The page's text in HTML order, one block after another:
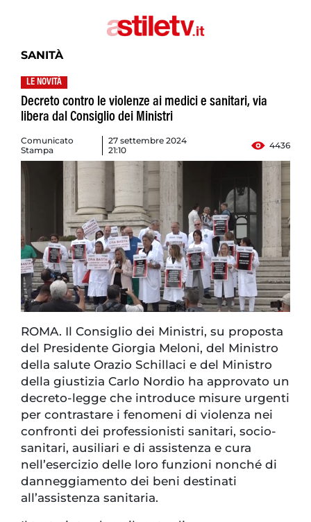
SANITÀ
LE NOVITÀ
Decreto contro le violenze ai medici e sanitari, via
libera dal Consiglio dei Ministri
Comunicato
Stampa
27 settembre 2024
21:10
4436
ROMA. Il Consiglio dei Ministri, su proposta
del Presidente Giorgia Meloni, del Ministro
della salute Orazio Schillaci e del Ministro
della giustizia Carlo Nordio ha approvato un
decreto-legge che introduce misure urgenti
per contrastare i fenomeni di violenza nei
confronti dei professionisti sanitari, socio-
sanitari, ausiliari e di assistenza e cura
nell’esercizio delle loro funzioni nonché di
danneggiamento dei beni destinati
all’assistenza sanitaria.